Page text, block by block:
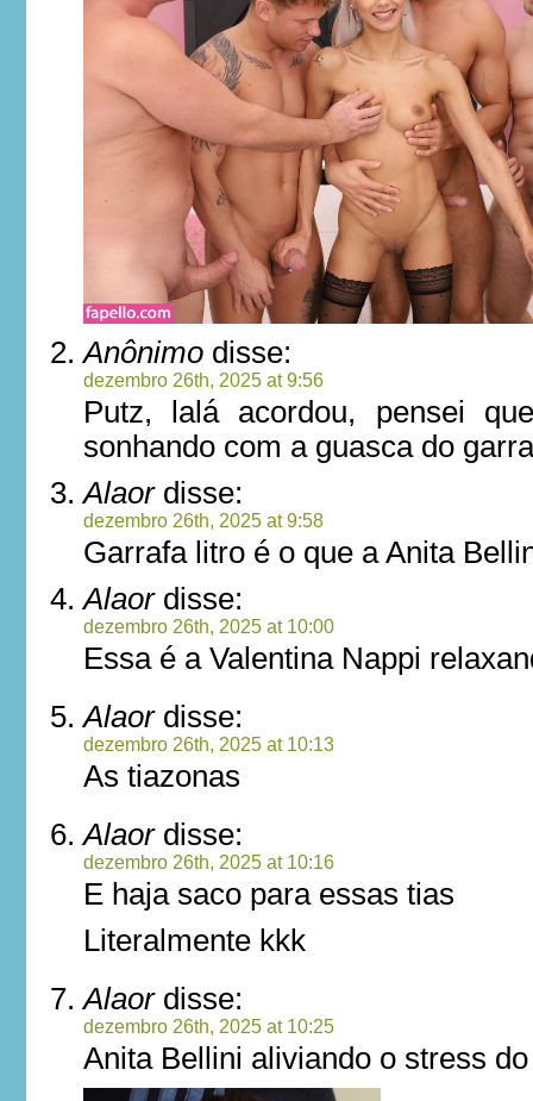
Anônimo disse:
dezembro 26th, 2025 at 9:56
Putz, lalá acordou, pensei
sonhando com a guasca do
Alaordisse:
dezembro 26th, 2025 at 9:58
Garrafa litro é o que a Anita
Alaordisse:
dezembro 26th, 2025 at 10:00
Essa é a Valentina Nappi
Alaordisse:
dezembro 26th, 2025 at 10:13
As tiazonas
Alaordisse:
dezembro 26th, 2025 at 10:16
E haja saco para essas tias
Literalmente kkk
Alaordisse:
dezembro 26th, 2025 at 10:25
Anita Bellini aliviando o stress